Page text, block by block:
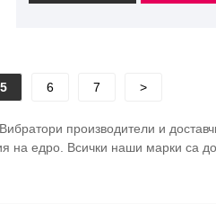
5 6 7 >
производители и
едро. Всички наши марки са